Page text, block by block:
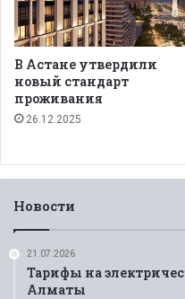
В Астане утвердили
новый стандарт
проживания
26.12.2025
Новости
21.07.2026
Тарифы на
Алматы